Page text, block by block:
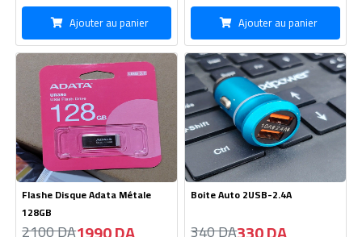
Acceil
0
Flashe Disque Adata Métale
128GB
2100 DA1990 DA
Ajouter au panier
Boite Auto 2USB-2.4A
340 DA330 DA
Ajouter au panier